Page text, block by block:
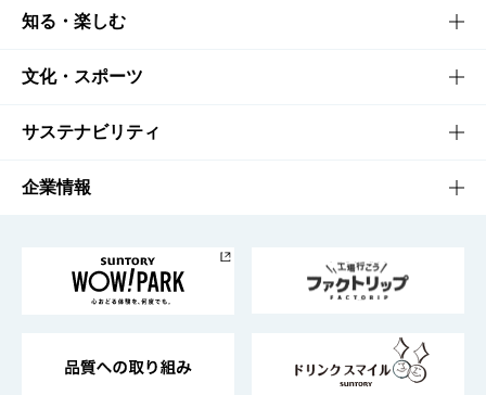
商品TOP
商品一覧
商品発売情報
栄養成分一覧
知る・楽しむ
知る・楽しむTOP
キャンペーン
工場見学
地域情報
文化・スポーツ
文化・スポーツTOP
サントリーホール
サントリーサンバーズ大阪
サステナビリティ
サステナビリティTOP
サントリーが考えるサステナビリティ経営
企業情報
企業概要